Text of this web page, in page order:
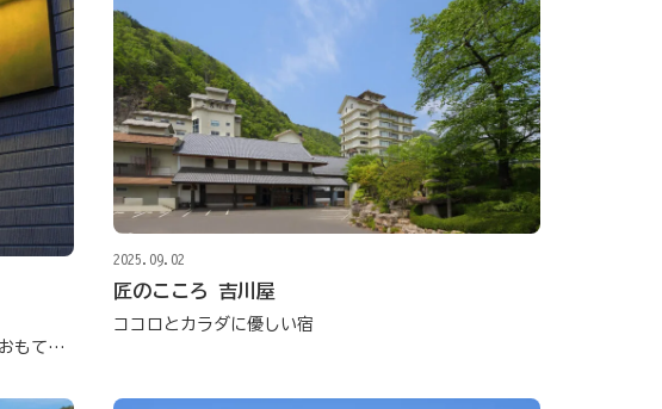
赤ちゃんにも、ペットにも。やさしさに満ちたおもてなしの宿
2025.09.02
匠のこころ 吉川屋
ココロとカラダに優しい宿